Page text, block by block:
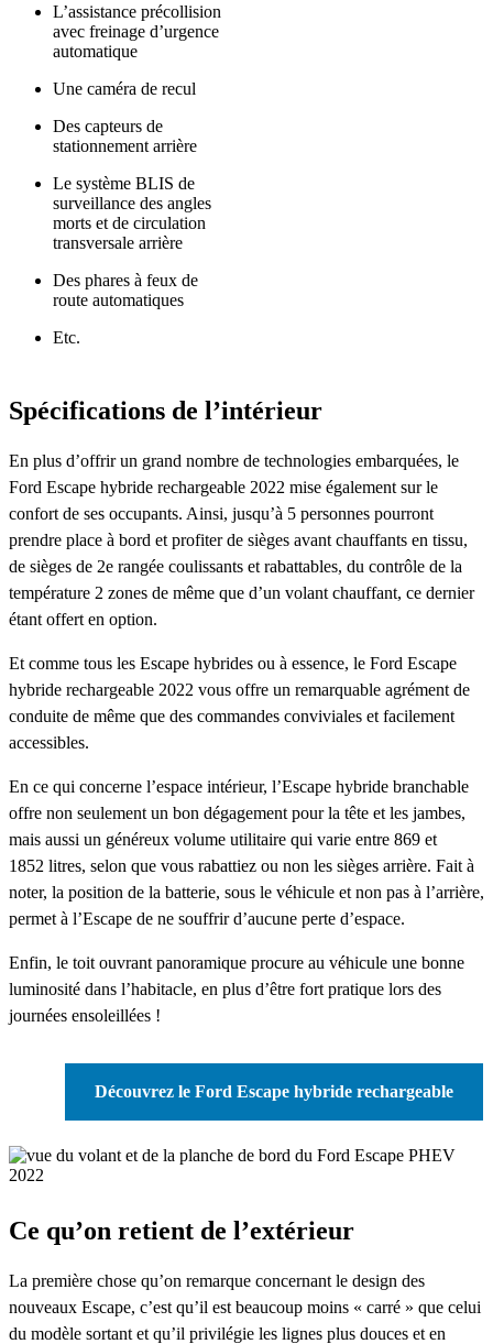
L’assistance précollision
avec freinage d’urgence
automatique
Une caméra de recul
Des capteurs de
stationnement arrière
Le système BLIS de
surveillance des angles
morts et de circulation
transversale arrière
Des phares à feux de
route automatiques
Etc.
Spécifications de l’intérieur
En plus d’offrir un grand nombre de technologies embarquées, le
Ford Escape hybride rechargeable 2022 mise également sur le
confort de ses occupants. Ainsi, jusqu’à 5 personnes pourront
prendre place à bord et profiter de sièges avant chauffants en tissu,
de sièges de 2e rangée coulissants et rabattables, du contrôle de la
température 2 zones de même que d’un volant chauffant, ce dernier
étant offert en option.
Et comme tous les Escape hybrides ou à essence, le Ford Escape
hybride rechargeable 2022 vous offre un remarquable agrément de
conduite de même que des commandes conviviales et facilement
accessibles.
En ce qui concerne l’espace intérieur, l’Escape hybride branchable
offre non seulement un bon dégagement pour la tête et les jambes,
mais aussi un généreux volume utilitaire qui varie entre 869 et
1852 litres, selon que vous rabattiez ou non les sièges arrière. Fait à
noter, la position de la batterie, sous le véhicule et non pas à l’arrière,
permet à l’Escape de ne souffrir d’aucune perte d’espace.
Enfin, le toit ouvrant panoramique procure au véhicule une bonne
luminosité dans l’habitacle, en plus d’être fort pratique lors des
journées ensoleillées !
Découvrez le Ford Escape hybride rechargeable
Ce qu’on retient de l’extérieur
La première chose qu’on remarque concernant le design des
nouveaux Escape, c’est qu’il est beaucoup moins « carré » que celui
du modèle sortant et qu’il privilégie les lignes plus douces et en